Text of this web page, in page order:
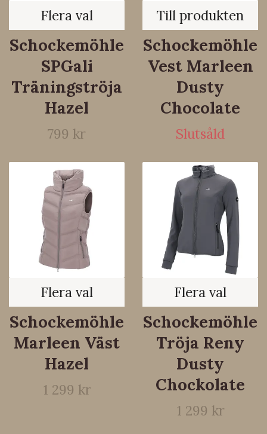
Flera val
Schockemöhle
SPGali
Träningströja
Hazel
799 kr
Till produkten
Schockemöhle
Vest Marleen
Dusty
Chocolate
Slutsåld
Flera val
Schockemöhle
Marleen Väst
Hazel
1 299 kr
Flera val
Schockemöhle
Tröja Reny
Dusty
Chockolate
1 299 kr